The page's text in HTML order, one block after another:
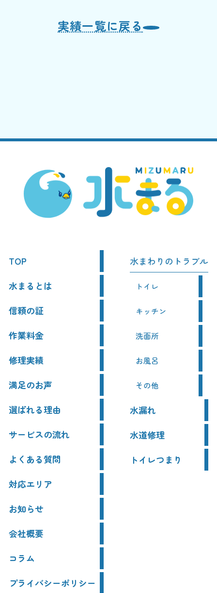
実績一覧に戻る
TOP
水まるとは
信頼の証
作業料金
修理実績
満足のお声
選ばれる理由
サービスの流れ
よくある質問
対応エリア
お知らせ
会社概要
コラム
プライバシーポリシー
水まわりのトラブル
トイレ
キッチン
洗面所
お風呂
その他
水漏れ
水道修理
トイレつまり